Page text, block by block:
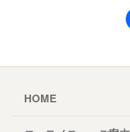
HOME